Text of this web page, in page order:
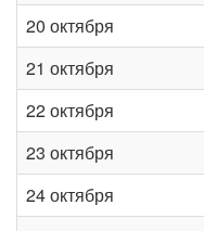
20 октября
21 октября
22 октября
23 октября
24 октября